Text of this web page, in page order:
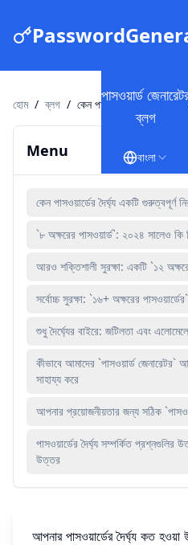
পাসওয়ার্ড
ব্লগ
বাংলা
হোম / ব্লগ / কেন পাসওয়ার্ডের দৈর্ঘ্য একটি
Menu
কেন পাসওয়ার্ডের দৈর্ঘ্য একটি গুরুত্বপূর্ণ
`৮ অক্ষরের পাসওয়ার্ড`: ২০২৪ সালেও কি
আরও শক্তিশালী সুরক্ষা: একটি `১২
সর্বোচ্চ সুরক্ষা: `১৬+ অক্ষরের
শুধু দৈর্ঘ্যের বাইরে: জটিলতা এবং
কীভাবে আমাদের `পাসওয়ার্ড জেনারেটর`
সাহায্য করে
আপনার প্রয়োজনীয়তার জন্য সঠিক
পাসওয়ার্ডের দৈর্ঘ্য সম্পর্কিত
উত্তর
আপনার পাসওয়ার্ডের দৈর্ঘ্য কত